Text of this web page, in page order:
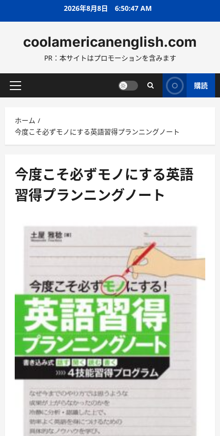
ス
ッ
2026年8月8日 6:50:48 AM
coolamericanenglish.com
PR：本サイトはプロモーションを含みます
メ
メ
ニ
ュ
購読
ホーム
今度こそ必ずモノにする英語習得プランニングノート
今度こそ必ずモノにする英語
習得プランニングノート